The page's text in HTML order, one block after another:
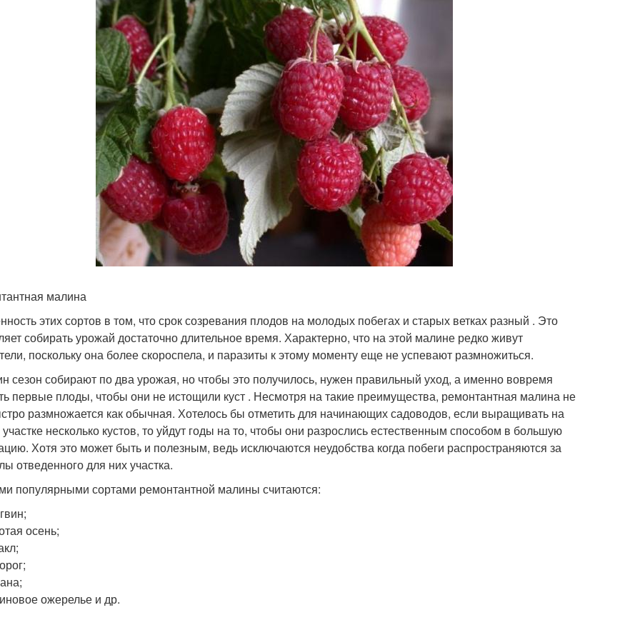
малина
этих сортов в том, что срок созревания плодов на молодых побегах и старых ветках разный . Это
собирать урожай достаточно длительное время. Характерно, что на этой малине редко живут
поскольку она более скороспела, и паразиты к этому моменту еще не успевают размножиться.
сезон собирают по два урожая, но чтобы это получилось, нужен правильный уход, а именно вовремя
первые плоды, чтобы они не истощили куст . Несмотря на такие преимущества, ремонтантная малина не
размножается как обычная. Хотелось бы отметить для начинающих садоводов, если выращивать на
несколько кустов, то уйдут годы на то, чтобы они разрослись естественным способом в большую
Хотя это может быть и полезным, ведь исключаются неудобства когда побеги распространяются за
отведенного для них участка.
популярными сортами ремонтантной малины считаются:
осень;
ожерелье и др.